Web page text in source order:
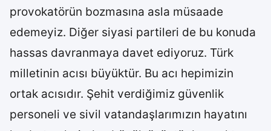
provokatörün bozmasına asla müsaade
edemeyiz. Diğer siyasi partileri de bu konuda
hassas davranmaya davet ediyoruz. Türk
milletinin acısı büyüktür. Bu acı hepimizin
ortak acısıdır. Şehit verdiğimiz güvenlik
personeli ve sivil vatandaşlarımızın hayatını